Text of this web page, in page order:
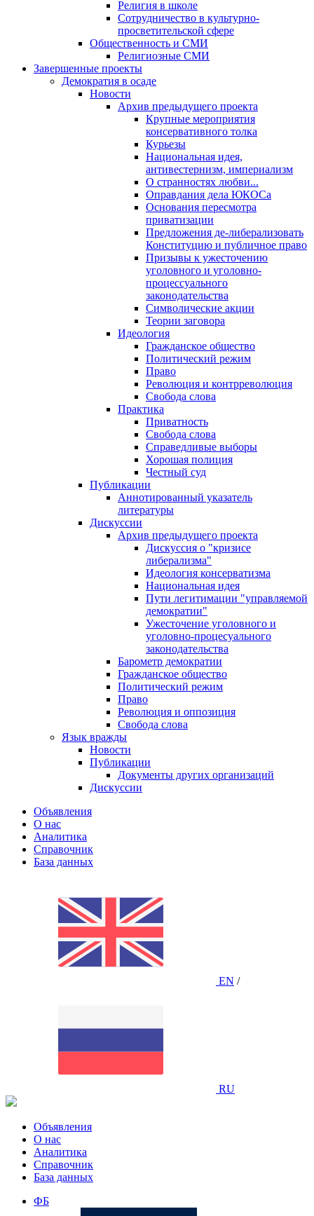
Религия в школе
Сотрудничество в культурно-
просветительской сфере
Общественность и СМИ
Религиозные СМИ
Завершенные проекты
Демократия в осаде
Новости
Архив предыдущего проекта
Крупные мероприятия
консервативного толка
Курьезы
Национальная идея,
антивестернизм, империализм
О странностях любви...
Оправдания дела ЮКОСа
Основания пересмотра
приватизации
Предложения де-либерализовать
Конституцию и публичное право
Призывы к ужесточению
уголовного и уголовно-
процессуального
законодательства
Символические акции
Теории заговора
Идеология
Гражданское общество
Политический режим
Право
Революция и контрреволюция
Свобода слова
Практика
Приватность
Свобода слова
Справедливые выборы
Хорошая полиция
Честный суд
Публикации
Аннотированный указатель
литературы
Дискуссии
Архив предыдущего проекта
Дискуссия о "кризисе
либерализма"
Идеология консерватизма
Национальная идея
Пути легитимации "управляемой
демократии"
Ужесточение уголовного и
уголовно-процесуального
законодательства
Барометр демократии
Гражданское общество
Политический режим
Право
Революция и оппозиция
Свобода слова
Язык вражды
Новости
Публикации
Документы других организаций
Дискуссии
Объявления
О нас
Аналитика
Справочник
База данных
EN /
RU
Объявления
О нас
Аналитика
Справочник
База данных
ФБ